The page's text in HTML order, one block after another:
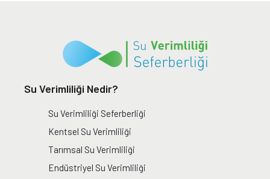
Su Verimliliği Nedir?
Su Verimliliği Seferberliği
Kentsel Su Verimliliği
Tarımsal Su Verimliliği
Endüstriyel Su Verimliliği